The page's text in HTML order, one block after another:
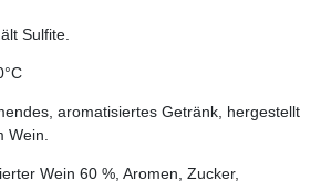
Sulfite.
aromatisiertes Getränk, hergestellt
Wein.
Wein 60 %, Aromen, Zucker,